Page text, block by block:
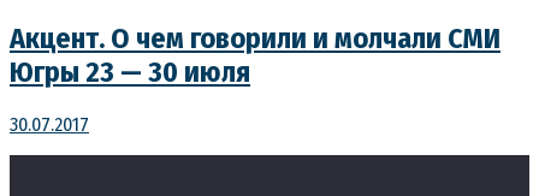
Акцент. О чем говорили и молчали СМИ
Югры 23 — 30 июля
30.07.2017